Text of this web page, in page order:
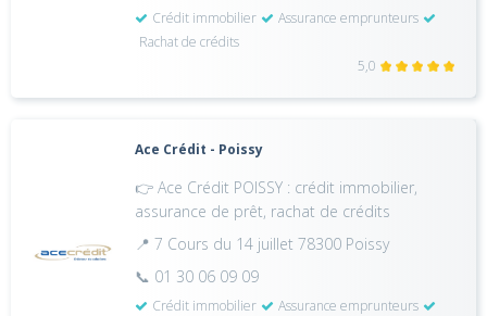
Crédit immobilier
Assurance emprunteurs
Rachat de crédits
5,0
Ace Crédit - Poissy
👉 Ace Crédit POISSY : crédit immobilier,
assurance de prêt, rachat de crédits
📍 7 Cours du 14 juillet 78300 Poissy
📞 01 30 06 09 09
Crédit immobilier
Assurance emprunteurs